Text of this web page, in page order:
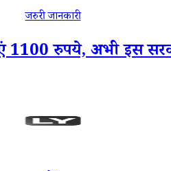
जरुरी जानकारी
रुपये, अभी इस